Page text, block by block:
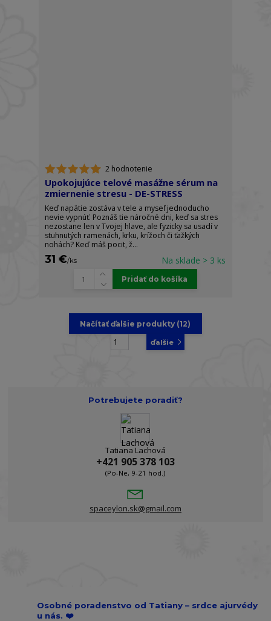
2 hodnotenie
Upokojujúce telové masážne sérum na
zmiernenie stresu - DE-STRESS
Keď napätie zostáva v tele a myseľ jednoducho
nevie vypnúť. Poznáš tie náročné dni, keď sa stres
nezostane len v Tvojej hlave, ale fyzicky sa usadí v
stuhnutých ramenách, krku, krížoch či ťažkých
nohách? Keď máš pocit, ž...
31 €/ks Na sklade > 3 ks
Pridať do košíka
Načítať ďalšie produkty (12)
ďalšie
Potrebujete poradiť?
Tatiana Lachová
+421 905 378 103
(Po-Ne, 9-21 hod.)
spaceylon.sk@gmail.com
Osobné poradenstvo od Tatiany – srdce ajurvédy
u nás. ❤️